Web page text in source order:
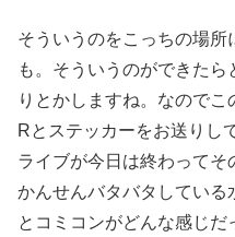
そういうのをこっちの場
も。そういうのができた
りとかしますね。なので
Rとステッカーをお送りし
ライブが今日は終わって
かんせんバタバタしている
とコミコンがどんな感じ